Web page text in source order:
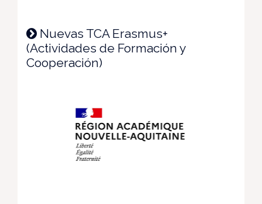
Nuevas TCA Erasmus+
(Actividades de Formación y
Cooperación)